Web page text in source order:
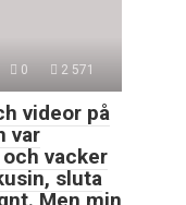
0 2 571
videor på
var
vacker
sluta
Men min